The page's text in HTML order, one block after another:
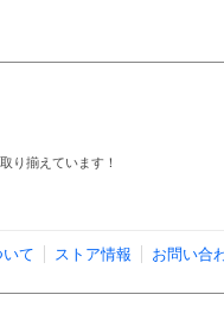
り揃えています！
て ストア情報 お問い合